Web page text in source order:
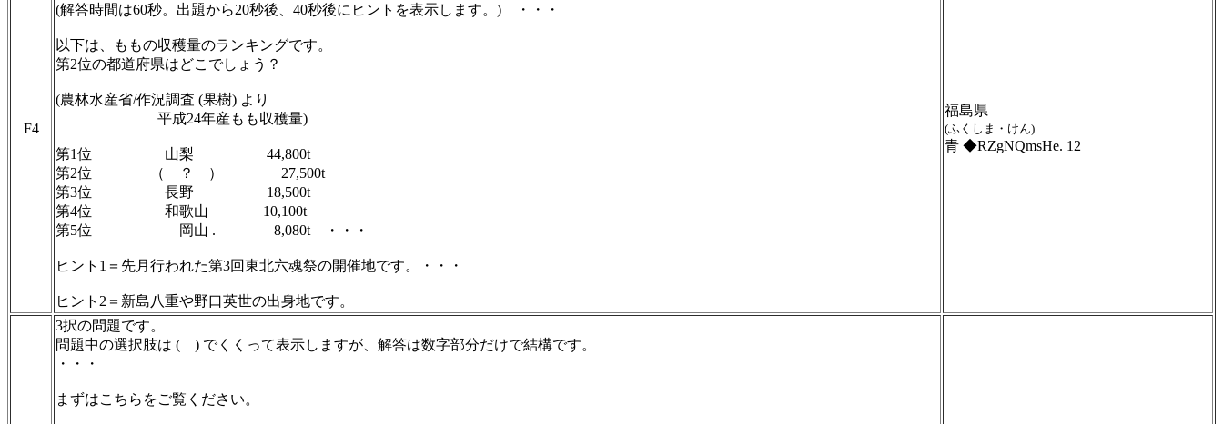
F4
(解答時間は60秒。出題から20秒後、40秒後にヒントを表示します。) ・・・
以下は、ももの収穫量のランキングです。
第2位の都道府県はどこでしょう？
(農林水産省/作況調査 (果樹) より
平成24年産もも収穫量)
第1位 山梨 44,800t
第2位 （ ？ ） 27,500t
第3位 長野 18,500t
第4位 和歌山 10,100t
第5位 岡山 . 8,080t ・・・
ヒント1＝先月行われた第3回東北六魂祭の開催地です。・・・
ヒント2＝新島八重や野口英世の出身地です。
福島県
(ふくしま・けん)
青 ◆RZgNQmsHe. 12
3択の問題です。
問題中の選択肢は ( ) でくくって表示しますが、解答は数字部分だけで結構です。
・・・
まずはこちらをご覧ください。